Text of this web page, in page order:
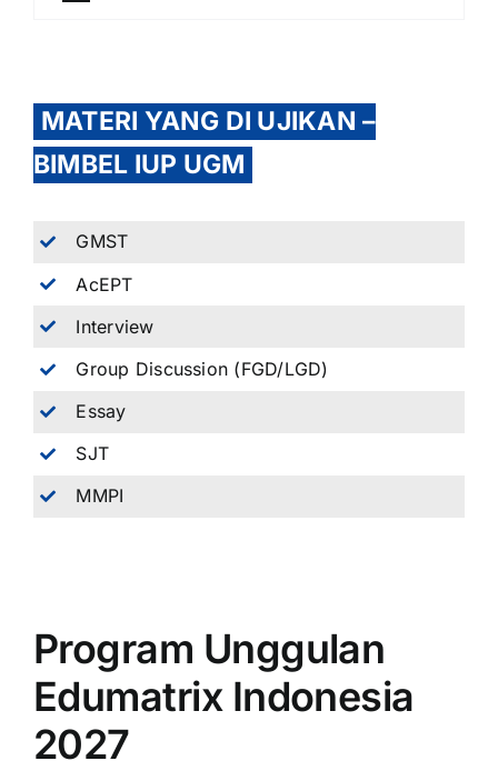
MATERI YANG DI UJIKAN –
BIMBEL IUP UGM
GMST
AcEPT
Interview
Group Discussion (FGD/LGD)
Essay
SJT
MMPI
Program Unggulan
Edumatrix Indonesia
2027